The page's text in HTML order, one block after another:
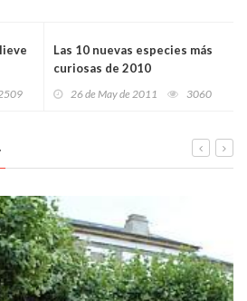
Las 10 nuevas especies más
curiosas de 2010
26 de May de 2011 3060